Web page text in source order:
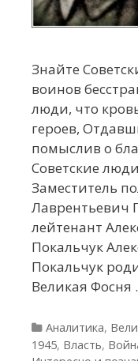
Знайте
воинов
люди, что
героев,
помыслив о
Советские
Заместитель
Лаврентьевич
лейтенант
Покальчук
Покальчук
Великая Фосня
Рубрики
Аналитика,
1945, Власть,